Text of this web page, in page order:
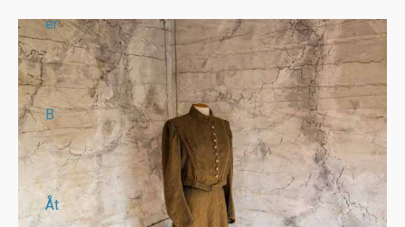
er
B
Åt